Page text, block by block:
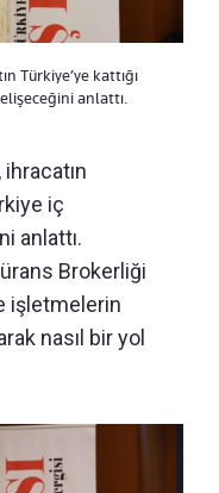
Türkiye’ye kattığı
anlattı.
iç
anlattı.
Brokerliği
işletmelerin
nasıl bir yol